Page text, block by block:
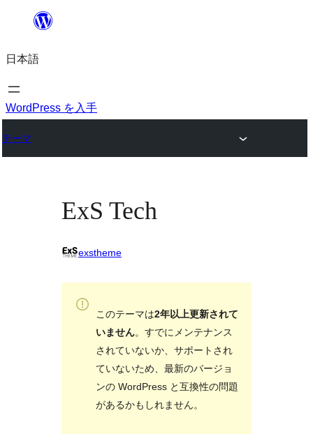
を
ス
キ
プ
日本語
WordPress を入手
テーマ
ExS Tech
exstheme
このテーマは2年以上更新されて
いません。すでにメンテナンス
されていないか、サポートされ
ていないため、最新のバージョ
ンの WordPress と互換性の問題
があるかもしれません。